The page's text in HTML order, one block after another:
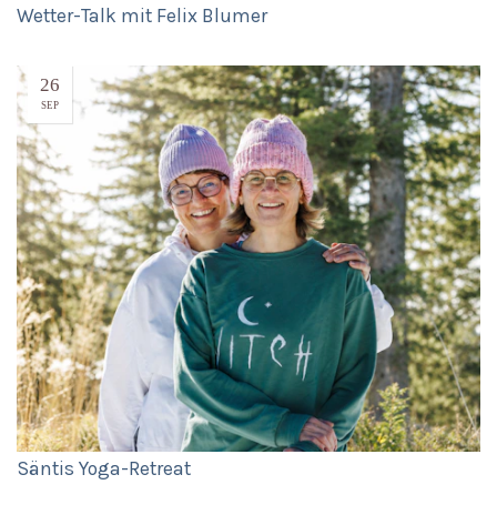
Wetter-Talk mit Felix Blumer
26
SEP
Säntis Yoga-Retreat